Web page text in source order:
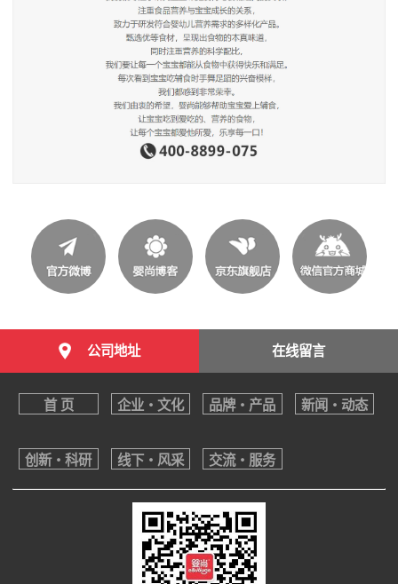
公司地址 在线留言
首 页 企业・文化 品牌・产品 新闻・动态
创新・科研 线下・风采 交流・服务